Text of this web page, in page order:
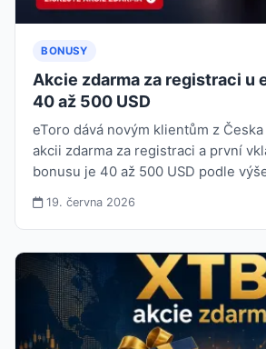
BONUSY
Akcie zdarma za registraci u
40 až 500 USD
eToro dává novým klientům z
akcii zdarma za registraci a první
bonusu je 40 až 500 USD podle
19. června 2026